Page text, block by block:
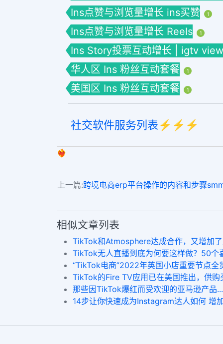
Ins点赞与浏览量增长 ins买赞
1
Ins点赞与浏览量增长 Reels 1
Ins Story投票互动增长 | igtv
华人区 Ins 粉丝互动套餐
1
美国区 Ins 粉丝互动套餐 1
社交软件服务列表⚡️⚡️⚡️
❤️‍🔥
上一篇:跨境电商erp平台操作的内容和步骤
相似文章列表
TikTok和Atmosphere达成合作，又增加
TikTok无人直播到底为何要这样做？50
“TikTok电商”2022年英国小店重要节点
TikTok的Fire TV应用已在美国推出，供
那些因TikTok爆红而受欢迎的亚马逊产品
14步让你快速成为Instagram达人如何